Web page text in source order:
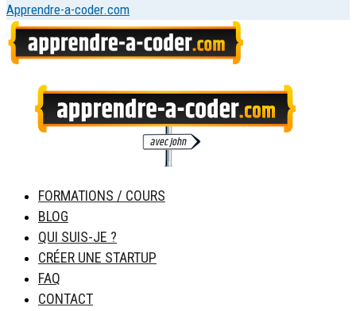
Apprendre-a-coder.com
FORMATIONS / COURS
BLOG
QUI SUIS-JE ?
CRÉER UNE STARTUP
FAQ
CONTACT